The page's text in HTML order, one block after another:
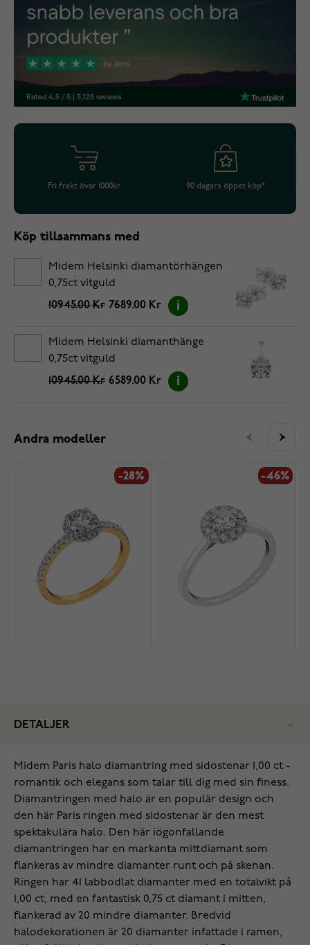
Fri frakt över 1000kr 90 dagars öppet köp*
Köp tillsammans med
Midem Helsinki diamantörhängen
0,75ct vitguld
10945.00 Kr 7689.00 Kr
Midem Helsinki diamanthänge
0,75ct vitguld
10945.00 Kr 6589.00 Kr
Andra modeller
-28% -46%
DETALJER
Midem Paris halo diamantring med sidostenar 1,00 ct -
romantik och elegans som talar till dig med sin finess.
Diamantringen med halo är en populär design och
den här Paris ringen med sidostenar är den mest
spektakulära halo. Den här iögonfallande
diamantringen har en markanta mittdiamant som
flankeras av mindre diamanter runt och på skenan.
Ringen har 41 labbodlat diamanter med en totalvikt på
1,00 ct, med en fantastisk 0,75 ct diamant i mitten,
flankerad av 20 mindre diamanter. Bredvid
halodekorationen är 20 diamanter infattade i ramen,